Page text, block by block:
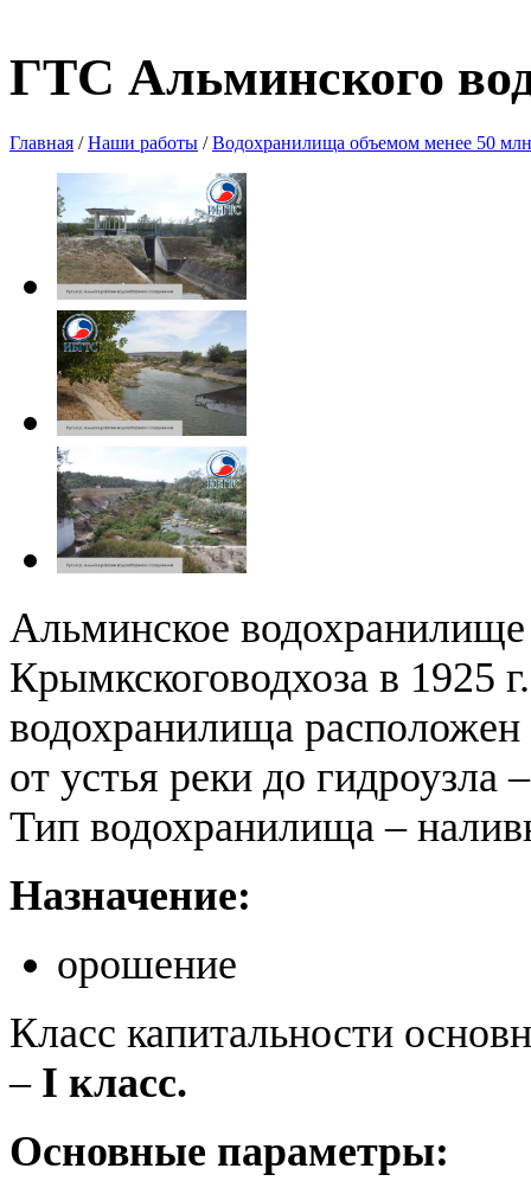
ГТС Альминского
Главная / Наши работы / Водохранилища объемом менее 50
Альминское
Крымкскоговодхоза в 1925
водохранилища расположен
от устья реки до
Тип водохранилища –
Назначение:
орошение
Класс капитальности
– I класс.
Основные параметры: